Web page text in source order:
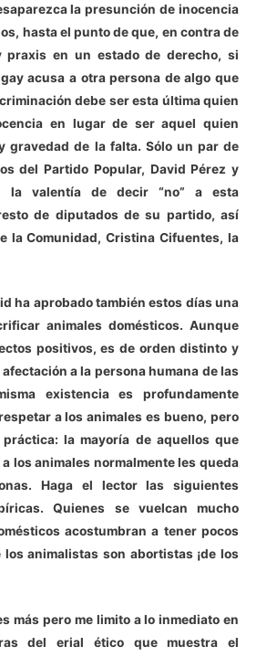
la presunción de inocencia
hasta el punto de que, en contra de
praxis en un estado de derecho, si
acusa a otra persona de algo que
debe ser esta última quien
en lugar de ser aquel quien
gravedad de la falta. Sólo un par de
del Partido Popular, David Pérez y
la valentía de decir “no” a esta
de diputados de su partido, así
la Comunidad, Cristina Cifuentes, la
ha aprobado también estos días una
animales domésticos. Aunque
positivos, es de orden distinto y
a la persona humana de las
existencia es profundamente
a los animales es bueno, pero
la mayoría de aquellos que
los animales normalmente les queda
Haga el lector las siguientes
Quienes se vuelcan mucho
acostumbran a tener pocos
animalistas son abortistas ¡de los
más pero me limito a lo inmediato en
del erial ético que muestra el